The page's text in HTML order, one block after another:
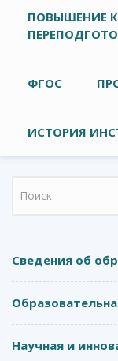
ПОВЫШЕНИЕ
ФГОС
ИСТОРИЯ
Форма поиска
Сведения об
Научная и